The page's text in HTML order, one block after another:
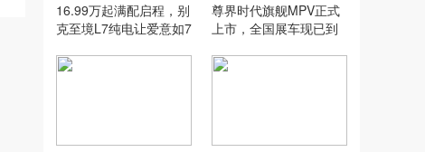
16.99万起满配启程，别
克至境L7纯电让爱意如7
尊界时代旗舰MPV正式
上市，全国展车现已到